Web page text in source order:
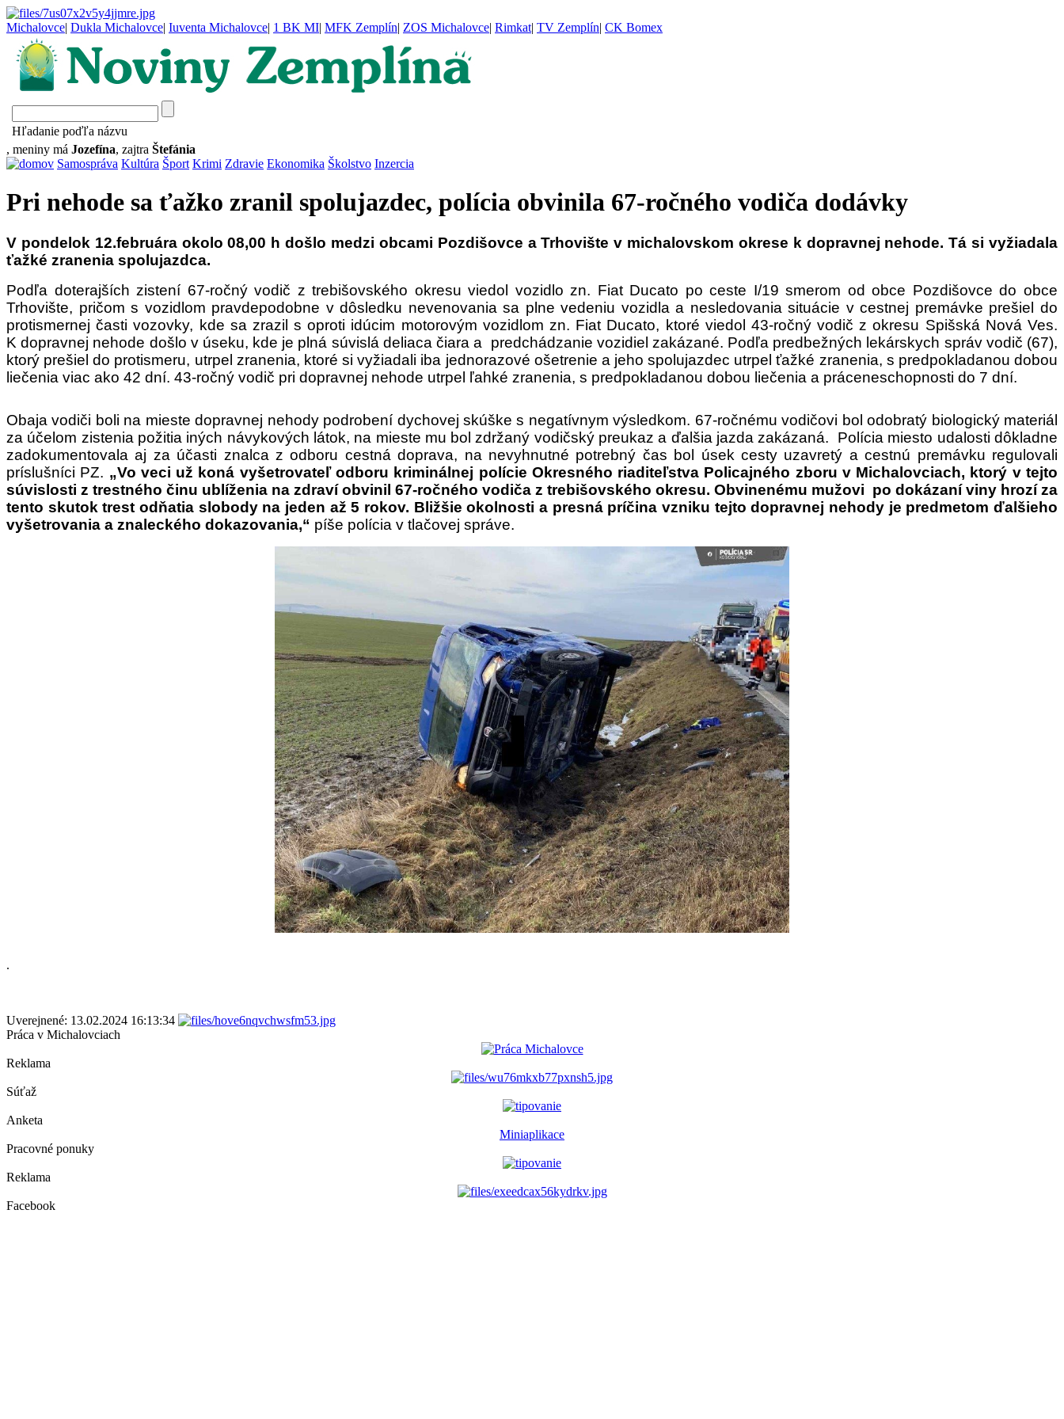
Michalovce| Dukla Michalovce| Iuventa Michalovce| 1 BK MI| MFK Zemplín| ZOS Michalovce| Rimkat| TV Zemplín| CK Bomex
Hľadanie poďľa názvu
, meniny má Jozefína, zajtra Štefánia
Samospráva Kultúra Šport Krimi Zdravie Ekonomika Školstvo Inzercia
Pri nehode sa ťažko zranil spolujazdec, polícia obvinila 67-ročného vodiča dodávky
V pondelok 12.februára okolo 08,00 h došlo medzi obcami Pozdišovce a Trhovište v michalovskom okrese k dopravnej nehode. Tá si vyžiadala
ťažké zranenia spolujazdca.
Podľa doterajších zistení 67-ročný vodič z trebišovského okresu viedol vozidlo zn. Fiat Ducato po ceste I/19 smerom od obce Pozdišovce do obce
Trhovište, pričom s vozidlom pravdepodobne v dôsledku nevenovania sa plne vedeniu vozidla a nesledovania situácie v cestnej premávke prešiel do
protismernej časti vozovky, kde sa zrazil s oproti idúcim motorovým vozidlom zn. Fiat Ducato, ktoré viedol 43-ročný vodič z okresu Spišská Nová Ves.
K dopravnej nehode došlo v úseku, kde je plná súvislá deliaca čiara a predchádzanie vozidiel zakázané. Podľa predbežných lekárskych správ vodič (67),
ktorý prešiel do protismeru, utrpel zranenia, ktoré si vyžiadali iba jednorazové ošetrenie a jeho spolujazdec utrpel ťažké zranenia, s predpokladanou dobou
liečenia viac ako 42 dní. 43-ročný vodič pri dopravnej nehode utrpel ľahké zranenia, s predpokladanou dobou liečenia a práceneschopnosti do 7 dní.
Obaja vodiči boli na mieste dopravnej nehody podrobení dychovej skúške s negatívnym výsledkom. 67-ročnému vodičovi bol odobratý biologický materiál
za účelom zistenia požitia iných návykových látok, na mieste mu bol zdržaný vodičský preukaz a ďalšia jazda zakázaná. Polícia miesto udalosti dôkladne
zadokumentovala aj za účasti znalca z odboru cestná doprava, na nevyhnutné potrebný čas bol úsek cesty uzavretý a cestnú premávku regulovali
príslušníci PZ. „Vo veci už koná vyšetrovateľ odboru kriminálnej polície Okresného riaditeľstva Policajného zboru v Michalovciach, ktorý v tejto
súvislosti z trestného činu ublíženia na zdraví obvinil 67-ročného vodiča z trebišovského okresu. Obvinenému mužovi po dokázaní viny hrozí za
tento skutok trest odňatia slobody na jeden až 5 rokov. Bližšie okolnosti a presná príčina vzniku tejto dopravnej nehody je predmetom ďalšieho
vyšetrovania a znaleckého dokazovania,“ píše polícia v tlačovej správe.
.
Uverejnené: 13.02.2024 16:13:34
Práca v Michalovciach
Reklama
Súťaž
Anketa
Miniaplikace
Pracovné ponuky
Reklama
Facebook